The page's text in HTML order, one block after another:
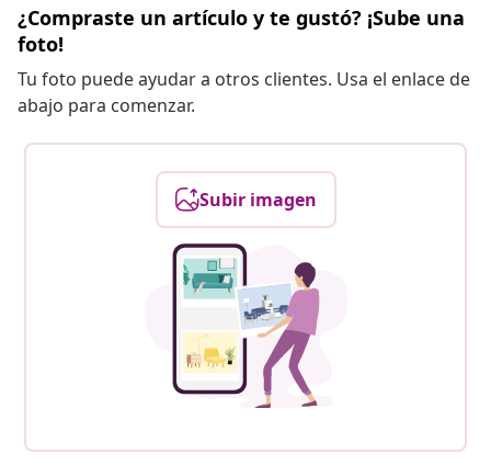
¿Compraste un artículo y te gustó? ¡Sube una
foto!
Tu foto puede ayudar a otros clientes. Usa el enlace de
abajo para comenzar.
Subir imagen